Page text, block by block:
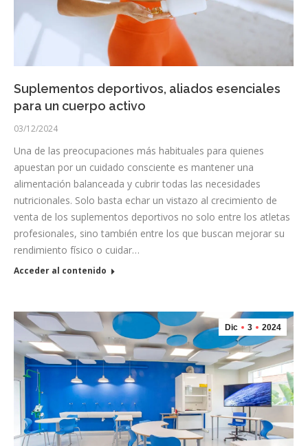
Suplementos deportivos, aliados esenciales
para un cuerpo activo
03/12/2024
Una de las preocupaciones más habituales para quienes
apuestan por un cuidado consciente es mantener una
alimentación balanceada y cubrir todas las necesidades
nutricionales. Solo basta echar un vistazo al crecimiento de
venta de los suplementos deportivos no solo entre los atletas
profesionales, sino también entre los que buscan mejorar su
rendimiento físico o cuidar…
Acceder al contenido
Dic 3 2024